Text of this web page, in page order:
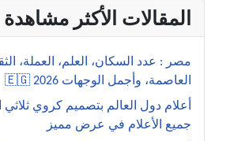
المقالات الأكثر مشاهدة
مصر : عدد السكان، العلم، العملة،
العاصمة، وأجمل الوجهات 2026 🇪🇬
جميع الأعلام في عرض مميز